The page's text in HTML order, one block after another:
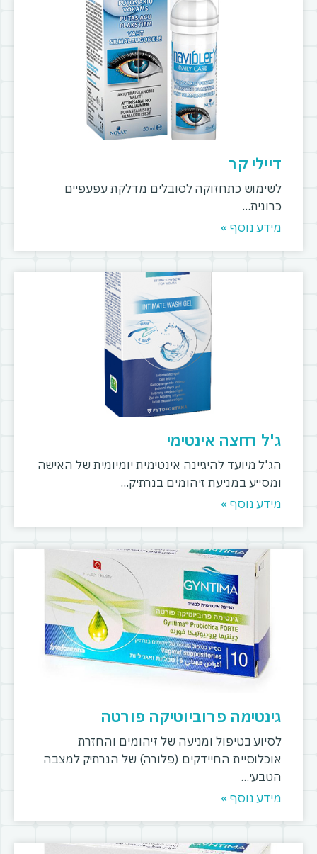
דיילי קר
לשימוש כתחזוקה לסובלים מדלקת עפעפיים
כרונית
מידע נוסף »
ג'ל רחצה אינטימי
הג'ל מיועד להיגיינה אינטימית יומיומית של האישה
ומסייע במניעת זיהומים בנרתיק
מידע נוסף »
גינטימה פרוביוטיקה פורטה
לסיוע בטיפול ומניעה של זיהומים והחזרת
אוכלוסיית החיידקים (פלורה) של הנרתיק למצבה
הטבעי
מידע נוסף »